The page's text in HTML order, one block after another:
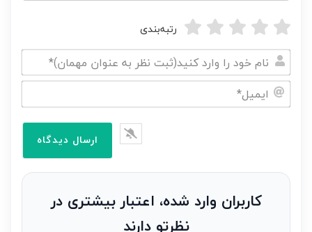
رتبه‌بندی
نام
خود
نظر
کاربران وارد شده، اعتبار بیشتری در
نظرتو دارند